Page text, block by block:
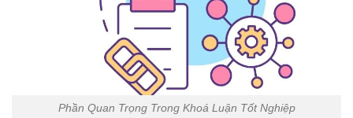
Phần Quan Trọng Trong Khoá Luận Tốt Nghiệp